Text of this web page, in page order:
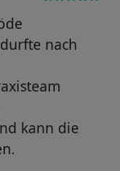
nach
kann die